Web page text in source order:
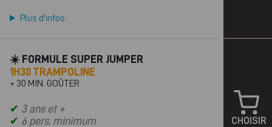
Plus d'infos :
☀️ FORMULE SUPER JUMPER
1H30 TRAMPOLINE
+ 30 MIN. GOÛTER
✔ 3 ans et +
✔ 6 pers. minimum
CHOISIR